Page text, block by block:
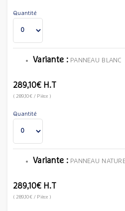
Quantité
Variante :PANNEAU BLANC
289,10€ H.T
(289,10€/ Pièce )
Quantité
Variante :PANNEAU
289,10€ H.T
(289,10€/ Pièce )